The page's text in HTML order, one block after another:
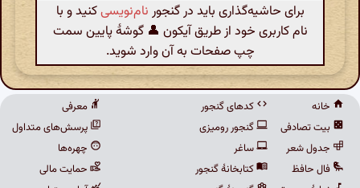
برای حاشیه‌گذاری باید در گنجور نام‌نویسیکنید و با
نام کاربری خود از طریق آیکون 👤 گوشهٔ پایین سمت
چپ صفحات به آن وارد شوید.
خانه
بیت تصادفی
جدول شعر
فال حافظ
کدهای گنجور
گنجور رومیزی
ساغر
کتابخانهٔ گنجور
معرفی
پرسش‌های متداول
چهره‌ها
حمایت مالی